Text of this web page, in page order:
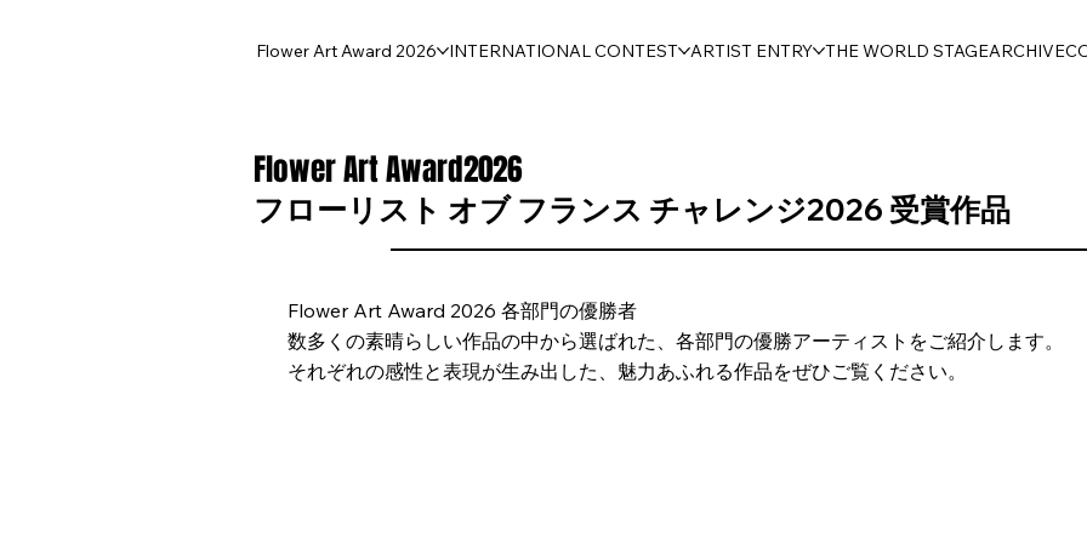
Flower Art Award 2026 INTERNATIONAL CONTEST ARTIST ENTRY THE WORLD STAGEARCHIVE
Flower Art Award2026
フローリスト オブ フランス チャレンジ2026 受賞作品
Flower Art Award 2026 各部門の優勝者
数多くの素晴らしい作品の中から選ばれた、各部門の優勝アーティストをご紹介します。
それぞれの感性と表現が生み出した、魅力あふれる作品をぜひご覧ください。